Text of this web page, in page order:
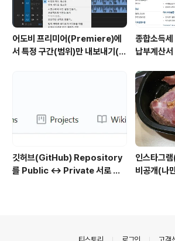
어도비 프리미어(Premiere)에
서 특정 구간(범위)만 내보내기(출
종합소득
납부계산
깃허브(GitHub) Repository
를 Public ↔ Private 서로 변
인스타그
비공개(나